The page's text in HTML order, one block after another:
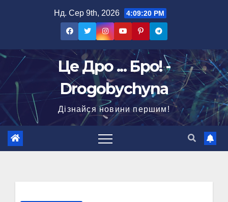
Нд. Сер 9th, 2026 4:09:21 PM
Це Дро ... Бро! -
Drogobychyna
Дізнайся новини першим!